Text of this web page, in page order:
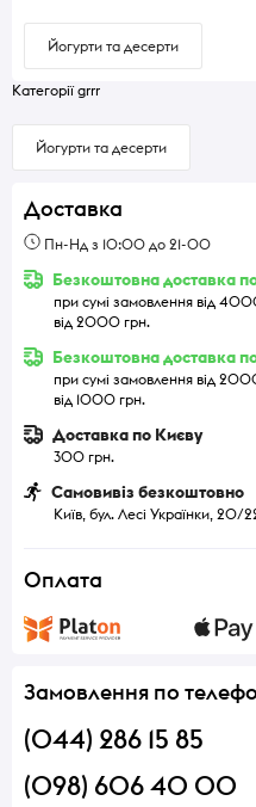
Йогурти та десерти
Категорії grrr
Йогурти та десерти
Доставка
Пн-Нд з 10:00 до 21-00
Безкоштовна доставка
при сумі замовлення від
від 2000 грн.
Безкоштовна доставка
при сумі замовлення від
від 1000 грн.
Доставка по Києву
300 грн.
Самовивіз безкоштовно
Київ, бул. Лесі Українки, 20/
Оплата
Замовлення по
(044) 286 15 85
(098) 606 40 00